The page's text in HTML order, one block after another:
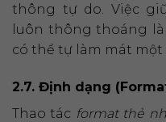
thông tự do. Việc
luôn thông thoáng
có thể tự làm mát một
2.7. Định dạng
Thao tác format thẻ